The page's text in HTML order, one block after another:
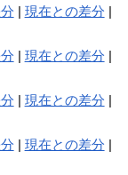
| 現在との差分|
| 現在との差分|
| 現在との差分|
| 現在との差分|